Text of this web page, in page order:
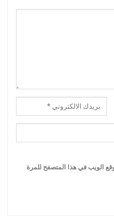
الويب في هذا المتصفح للمرة